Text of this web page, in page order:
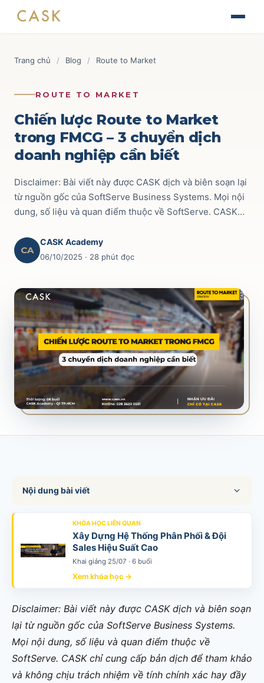
The Journey of Brand Building
Thiết kế chiến lược & kế hoạch Marketing
Tài chính ứng dụng cho quản lý thương mại
Lập kế hoạch kinh doanh hàng năm
TRADE & CHANNEL
Impactful Trade Marketing Management
Data-driven Trade Marketing Excellence
Phân tích dữ liệu Trade Marketing
Route To Market Strategy
Xây dựng hệ thống phân phối & đội sales
Modern Trade Key Account Management
Quản trị khách hàng trọng điểm kênh hiện đại
Design Winning Ecommerce Channel
Chiến lược kênh thương mại điện tử
LỊCH HỌC
Xem lịch khai giảng tất cả khóa học
Route to Market 52
Ecommerce
Commercial Finance 59
Liên hệ
Trang chủ / Blog / Route to Market
ROUTE TO MARKET
Chiến lược Route to Market
trong FMCG – 3 chuyển dịch
doanh nghiệp cần biết
Disclaimer: Bài viết này được CASK dịch và biên soạn lại
từ nguồn gốc của SoftServe Business Systems. Mọi nội
dung, số liệu và quan điểm thuộc về SoftServe. CASK…
CA
CASK Academy
06/10/2025 · 28 phút đọc
Nội dung bài viết
KHÓA HỌC LIÊN QUAN
Xây Dựng Hệ Thống Phân Phối & Đội
Sales Hiệu Suất Cao
Khai giảng 25/07 · 6 buổi
Xem khóa học →
Disclaimer: Bài viết này được CASK dịch và biên soạn
lại từ nguồn gốc của SoftServe Business Systems.
Mọi nội dung, số liệu và quan điểm thuộc về
SoftServe. CASK chỉ cung cấp bản dịch để tham khảo
và không chịu trách nhiệm về tính chính xác hay đầy